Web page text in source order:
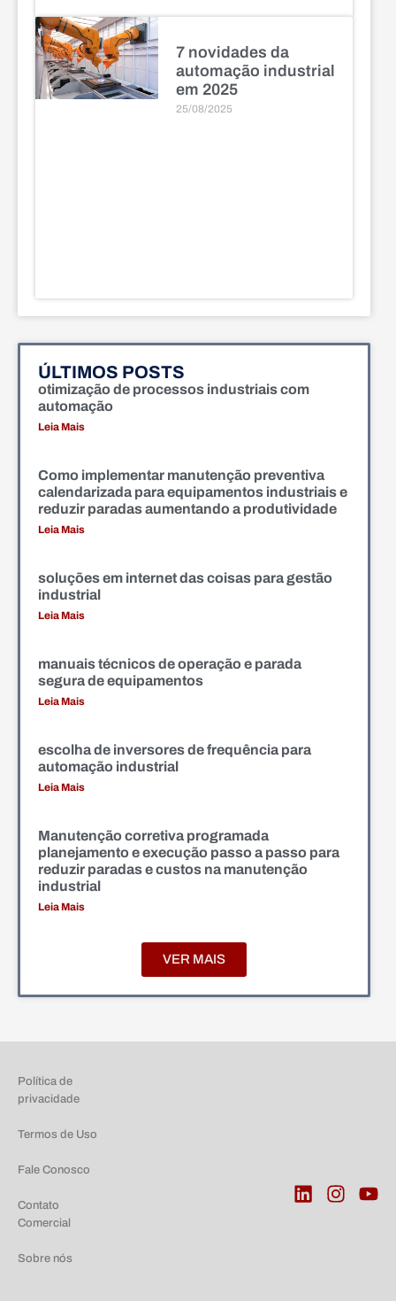
7 novidades da
automação industrial
em 2025
25/08/2025
ÚLTIMOS POSTS
otimização de processos industriais com
automação
Leia Mais
Como implementar manutenção preventiva
calendarizada para equipamentos industriais e
reduzir paradas aumentando a produtividade
Leia Mais
soluções em internet das coisas para gestão
industrial
Leia Mais
manuais técnicos de operação e parada
segura de equipamentos
Leia Mais
escolha de inversores de frequência para
automação industrial
Leia Mais
Manutenção corretiva programada
planejamento e execução passo a passo para
reduzir paradas e custos na manutenção
industrial
Leia Mais
VER MAIS
Política de
privacidade
Termos de Uso
Fale Conosco
Contato
Comercial
Sobre nós